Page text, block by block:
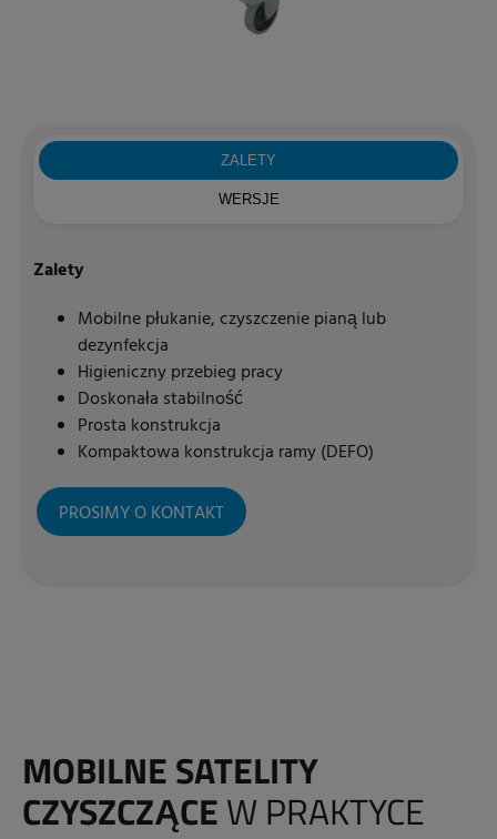
ZALETY
WERSJE
Zalety
Mobilne płukanie, czyszczenie pianą lub
dezynfekcja
Higieniczny przebieg pracy
Doskonała stabilność
Prosta konstrukcja
Kompaktowa konstrukcja ramy (DEFO)
PROSIMY O KONTAKT
MOBILNE SATELITY
CZYSZCZĄCEW PRAKTYCE